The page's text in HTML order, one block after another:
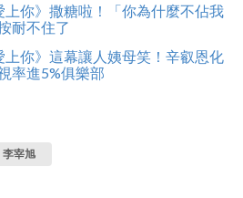
上你》撒糖啦！「你為什麼不佔我
耐不住了
上你》這幕讓人姨母笑！辛叡恩化
率進5%俱樂部
李宰旭